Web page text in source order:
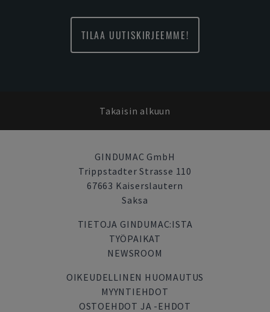
TILAA UUTISKIRJEEMME!
Takaisin alkuun
GINDUMAC GmbH
Trippstadter Strasse 110
67663 Kaiserslautern
Saksa
TIETOJA GINDUMAC:ISTA
TYÖPAIKAT
NEWSROOM
OIKEUDELLINEN HUOMAUTUS
MYYNTIEHDOT
OSTOEHDOT JA -EHDOT